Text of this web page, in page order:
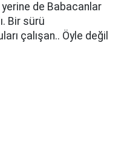
yerine de Babacanlar
Bir sürü
çalışan.. Öyle değil